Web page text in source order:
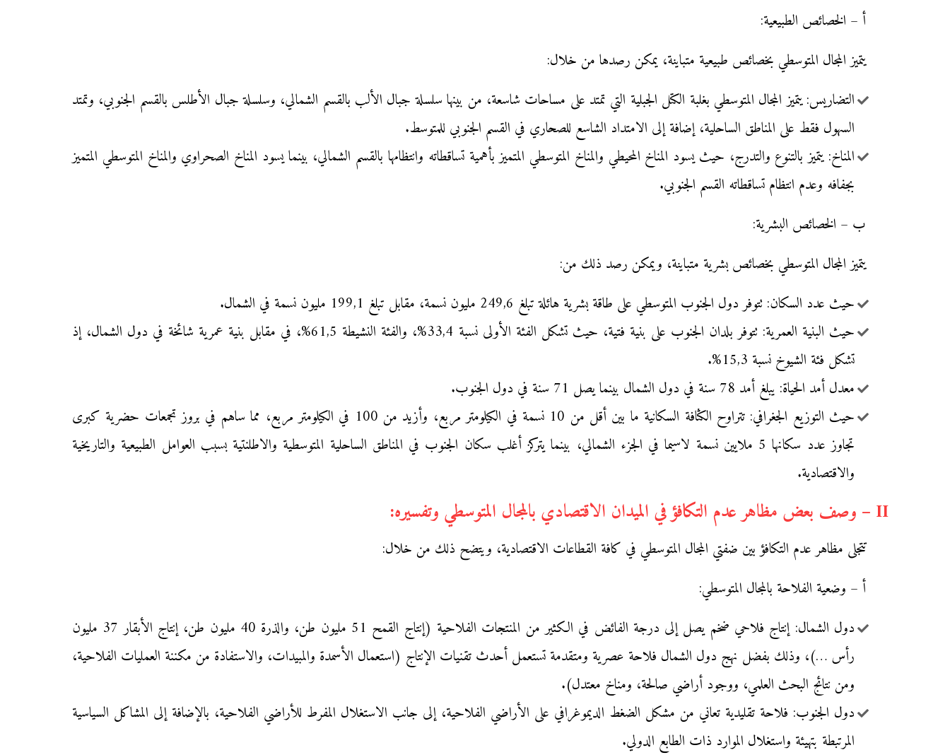
أ – الخصائص الطبيعية:
يتميز المجال المتوسطي بخصائص طبيعية متباينة، يمكن رصدها من خلال:
التضاريس: يتميز المجال المتوسطي بغلبة الكتل الجبلية التي تمتد على مساحات شاسعة، من بينها سلسلة جبال الألب بالقسم الشمالي، وسلسلة جبال الأطلس بالقسم الجنوبي، وتمتد
السهول فقط على المناطق الساحلية، إضافة إلى الامتداد الشاسع للصحاري في القسم الجنوبي للمتوسط.
المناخ: يتميز بالتنوع والتدرج، حيث يسود المناخ المحيطي والمناخ المتوسطي المتميز بأهمية تساقطاته وانتظامها بالقسم الشمالي، بينما يسود المناخ الصحراوي والمناخ المتوسطي المتميز
بجفافه وعدم انتظام تساقطاته القسم الجنوبي.
ب – الخصائص البشرية:
يتميز المجال المتوسطي بخصائص بشرية متباينة، ويمكن رصد ذلك من:
حيث عدد السكان: تتوفر دول الجنوب المتوسطي على طاقة بشرية هائلة تبلغ 249,6 مليون نسمة، مقابل تبلغ 199,1 مليون نسمة في الشمال.
حيث البنية العمرية: تتوفر بلدان الجنوب على بنية فتية، حيث تشكل الفئة الأولى نسبة 33,4%، والفئة النشيطة 61,5%، في مقابل بنية عمرية شائخة في دول الشمال، إذ
تشكل فئة الشيوخ نسبة 15,3%.
معدل أمد الحياة: يبلغ أمد 78 سنة في دول الشمال بينما يصل 71 سنة في دول الجنوب.
حيث التوزيع الجغرافي: تتراوح الكثافة السكانية ما بين أقل من 10 نسمة في الكيلومتر مربع، وأزيد من 100 في الكيلومتر مربع، مما ساهم في بروز تجمعات حضرية كبرى
تجاوز عدد سكانها 5 ملايين نسمة لاسيما في الجزء الشمالي، بينما يتركز أغلب سكان الجنوب في المناطق الساحلية المتوسطية والاطلنتية بسبب العوامل الطبيعية والتاريخية
والاقتصادية.
II – وصف بعض مظاهر عدم التكافؤ في الميدان الاقتصادي بالمجال المتوسطي وتفسيره:
تتجلى مظاهر عدم التكافؤ بين ضفتي المجال المتوسطي في كافة القطاعات الاقتصادية، ويتضح ذلك من خلال:
أ – وضعية الفلاحة بالمجال المتوسطي:
دول الشمال: إنتاج فلاحي ضخم يصل إلى درجة الفائض في الكثير من المنتجات الفلاحية (إنتاج القمح 51 مليون طن، والذرة 40 مليون طن، إنتاج الأبقار 37 مليون
رأس …)، وذلك بفضل نهج دول الشمال فلاحة عصرية ومتقدمة تستعمل أحدث تقنيات الإنتاج (استعمال الأسمدة والمبيدات، والاستفادة من مكننة العمليات الفلاحية،
ومن نتائج البحث العلمي، ووجود أراضي صالحة، ومناخ معتدل).
دول الجنوب: فلاحة تقليدية تعاني من مشكل الضغط الديموغرافي على الأراضي الفلاحية، إلى جانب الاستغلال المفرط للأراضي الفلاحية، بالإضافة إلى المشاكل السياسية
المرتبطة بتهيئة واستغلال الموارد ذات الطابع الدولي.